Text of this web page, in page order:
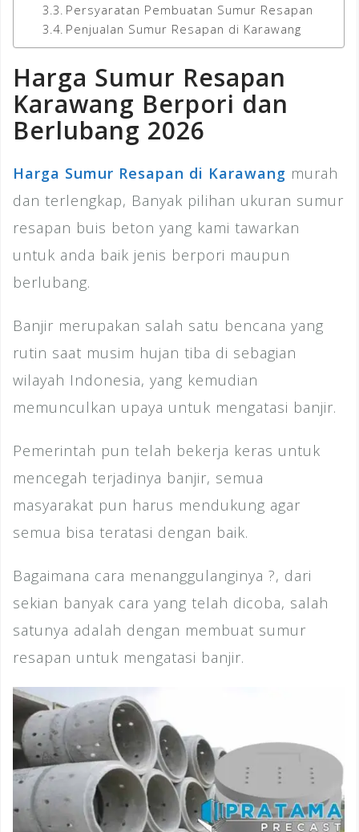
Persyaratan Pembuatan Sumur Resapan
Penjualan Sumur Resapan di Karawang
Harga Sumur Resapan
Karawang Berpori dan
Berlubang 2026
Harga Sumur Resapan di Karawang murah
dan terlengkap, Banyak pilihan ukuran sumur
resapan buis beton yang kami tawarkan
untuk anda baik jenis berpori maupun
berlubang.
Banjir merupakan salah satu bencana yang
rutin saat musim hujan tiba di sebagian
wilayah Indonesia, yang kemudian
memunculkan upaya untuk mengatasi banjir.
Pemerintah pun telah bekerja keras untuk
mencegah terjadinya banjir, semua
masyarakat pun harus mendukung agar
semua bisa teratasi dengan baik.
Bagaimana cara menanggulanginya ?, dari
sekian banyak cara yang telah dicoba, salah
satunya adalah dengan membuat sumur
resapan untuk mengatasi banjir.